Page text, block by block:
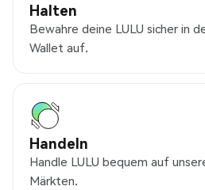
Halten
Bewahre deine LULU sicher in
Wallet auf.
Handeln
Handle LULU bequem auf
Märkten.